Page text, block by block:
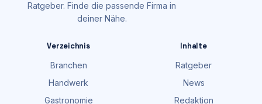
Ratgeber. Finde die passende Firma in
deiner Nähe.
Verzeichnis
Branchen
Handwerk
Gastronomie
Inhalte
Ratgeber
News
Redaktion